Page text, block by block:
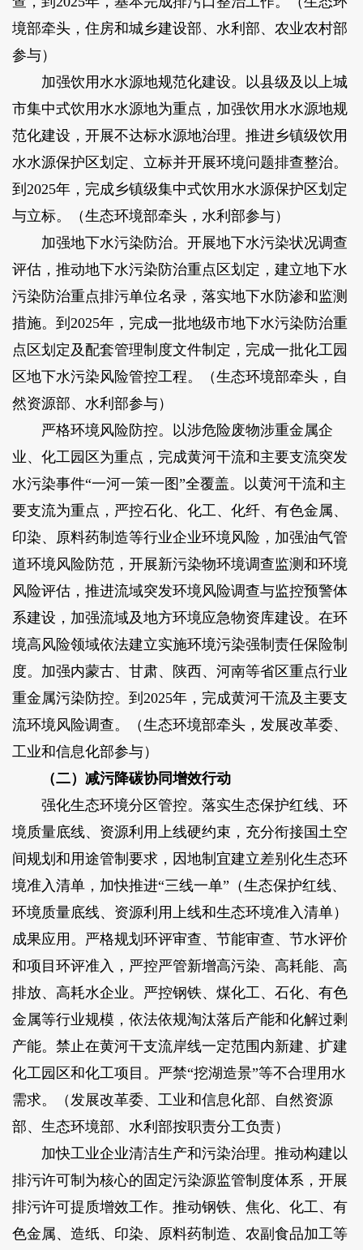
境部牵头，住房和城乡建设部、水利部、农业农村部
参与）
加强饮用水水源地规范化建设。以县级及以上城
市集中式饮用水水源地为重点，加强饮用水水源地规
范化建设，开展不达标水源地治理。推进乡镇级饮用
水水源保护区划定、立标并开展环境问题排查整治。
到2025年，完成乡镇级集中式饮用水水源保护区划定
与立标。（生态环境部牵头，水利部参与）
加强地下水污染防治。开展地下水污染状况调查
评估，推动地下水污染防治重点区划定，建立地下水
污染防治重点排污单位名录，落实地下水防渗和监测
措施。到2025年，完成一批地级市地下水污染防治重
点区划定及配套管理制度文件制定，完成一批化工园
区地下水污染风险管控工程。（生态环境部牵头，自
然资源部、水利部参与）
严格环境风险防控。以涉危险废物涉重金属企
业、化工园区为重点，完成黄河干流和主要支流突发
水污染事件“一河一策一图”全覆盖。以黄河干流和主
要支流为重点，严控石化、化工、化纤、有色金属、
印染、原料药制造等行业企业环境风险，加强油气管
道环境风险防范，开展新污染物环境调查监测和环境
风险评估，推进流域突发环境风险调查与监控预警体
系建设，加强流域及地方环境应急物资库建设。在环
境高风险领域依法建立实施环境污染强制责任保险制
度。加强内蒙古、甘肃、陕西、河南等省区重点行业
重金属污染防控。到2025年，完成黄河干流及主要支
流环境风险调查。（生态环境部牵头，发展改革委、
工业和信息化部参与）
（二）减污降碳协同增效行动
强化生态环境分区管控。落实生态保护红线、环
境质量底线、资源利用上线硬约束，充分衔接国土空
间规划和用途管制要求，因地制宜建立差别化生态环
境准入清单，加快推进“三线一单”（生态保护红线、
环境质量底线、资源利用上线和生态环境准入清单）
成果应用。严格规划环评审查、节能审查、节水评价
和项目环评准入，严控严管新增高污染、高耗能、高
排放、高耗水企业。严控钢铁、煤化工、石化、有色
金属等行业规模，依法依规淘汰落后产能和化解过剩
产能。禁止在黄河干支流岸线一定范围内新建、扩建
化工园区和化工项目。严禁“挖湖造景”等不合理用水
需求。（发展改革委、工业和信息化部、自然资源
部、生态环境部、水利部按职责分工负责）
加快工业企业清洁生产和污染治理。推动构建以
排污许可制为核心的固定污染源监管制度体系，开展
排污许可提质增效工作。推动钢铁、焦化、化工、有
色金属、造纸、印染、原料药制造、农副食品加工等